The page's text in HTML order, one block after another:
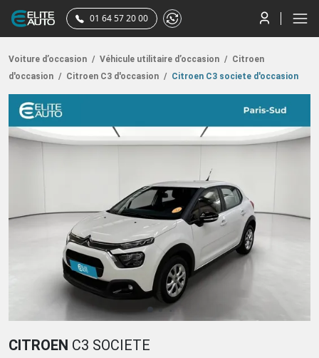
01 64 57 20 00
Voiture d’occasion / Véhicule utilitaire d’occasion / Citroen
d'occasion / Citroen C3 d'occasion / Citroen C3 societe d'occasion
CITROEN C3 SOCIETE